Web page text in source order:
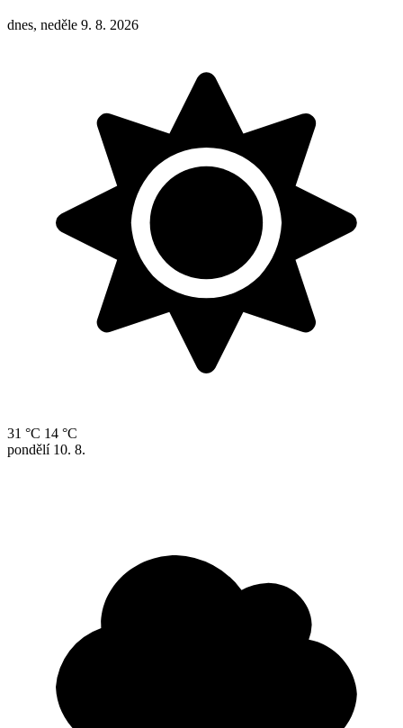
dnes, neděle 9. 8. 2026
31 °C 14 °C
pondělí 10. 8.